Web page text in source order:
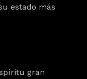
estado más
gran